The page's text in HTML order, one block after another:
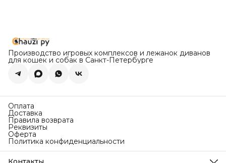
Производство игровых комплексов и лежанок диванов
для кошек и собак в Санкт-Петербурге
Оплата
Доставка
Правила возврата
Реквизиты
Оферта
Политика конфиденциальности